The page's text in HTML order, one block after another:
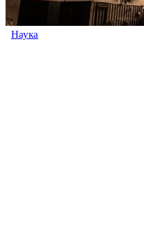
Наука